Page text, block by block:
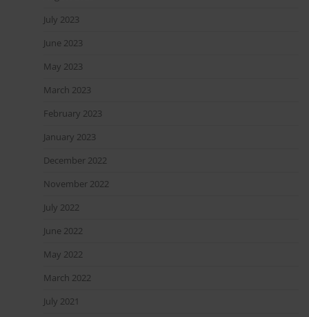
July 2023
June 2023
May 2023
March 2023
February 2023
January 2023
December 2022
November 2022
July 2022
June 2022
May 2022
March 2022
July 2021